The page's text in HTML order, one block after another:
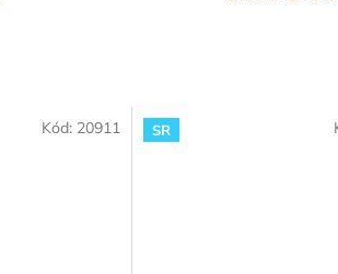
Kód: 20911 SR